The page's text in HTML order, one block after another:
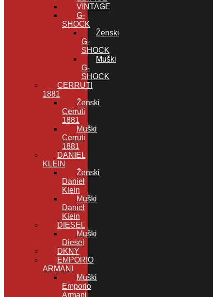
VINTAGE
G-
SHOCK
Ženski
G-
SHOCK
Muški
G-
SHOCK
CERRUTI
1881
Ženski
Cerruti
1881
Muški
Cerruti
1881
DANIEL
KLEIN
Ženski
Daniel
Klein
Muški
Daniel
Klein
DIESEL
Muški
Diesel
DKNY
EMPORIO
ARMANI
Muški
Emporio
Armani